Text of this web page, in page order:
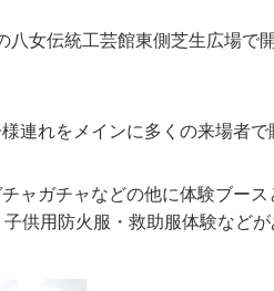
八女伝統工芸館東側芝生広場で
連れをメインに多くの来場者で
ャガチャなどの他に体験ブー
供用防火服・救助服体験などが